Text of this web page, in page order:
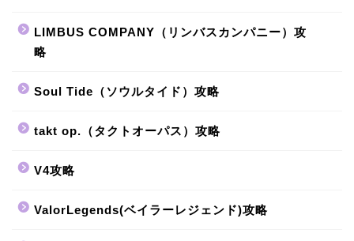
LIMBUS COMPANY（リンバスカンパニー）攻
略
Soul Tide（ソウルタイド）攻略
takt op.（タクトオーパス）攻略
V4攻略
ValorLegends(ベイラーレジェンド)攻略